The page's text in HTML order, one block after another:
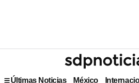
Últimas Noticias México